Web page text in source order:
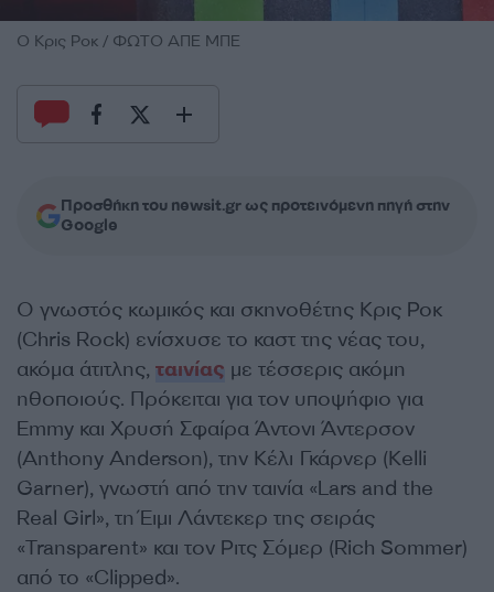
Ο Κρις Ροκ / ΦΩΤΟ ΑΠΕ ΜΠΕ
Προσθήκη του newsit.gr ως προτεινόμενη πηγή στην
Google
Ο γνωστός κωμικός και σκηνοθέτης Κρις Ροκ
(Chris Rock) ενίσχυσε το καστ της νέας του,
ακόμα άτιτλης, ταινίας με τέσσερις ακόμη
ηθοποιούς. Πρόκειται για τον υποψήφιο για
Emmy και Χρυσή Σφαίρα Άντονι Άντερσον
(Anthony Anderson), την Kέλι Γκάρνερ (Kelli
Garner), γνωστή από την ταινία «Lars and the
Real Girl», τη Έιμι Λάντεκερ της σειράς
«Transparent» και τον Ριτς Σόμερ (Rich Sommer)
από το «Clipped».